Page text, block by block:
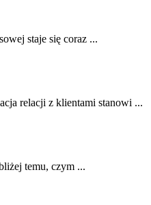
staje się coraz ...
relacji z⁢ klientami stanowi ...
temu, czym ...